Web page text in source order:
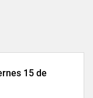
15 de